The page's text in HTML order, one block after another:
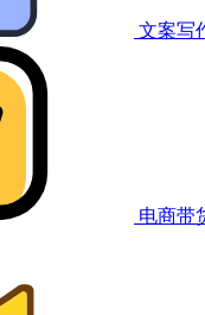
文案写
电商带